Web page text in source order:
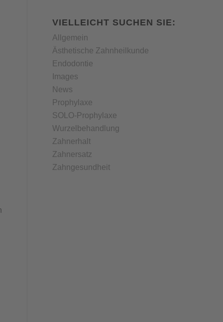
VIELLEICHT SUCHEN SIE:
Allgemein
Ästhetische Zahnheilkunde
Endodontie
Images
News
Prophylaxe
SOLO-Prophylaxe
Wurzelbehandlung
Zahnerhalt
Zahnersatz
Zahngesundheit